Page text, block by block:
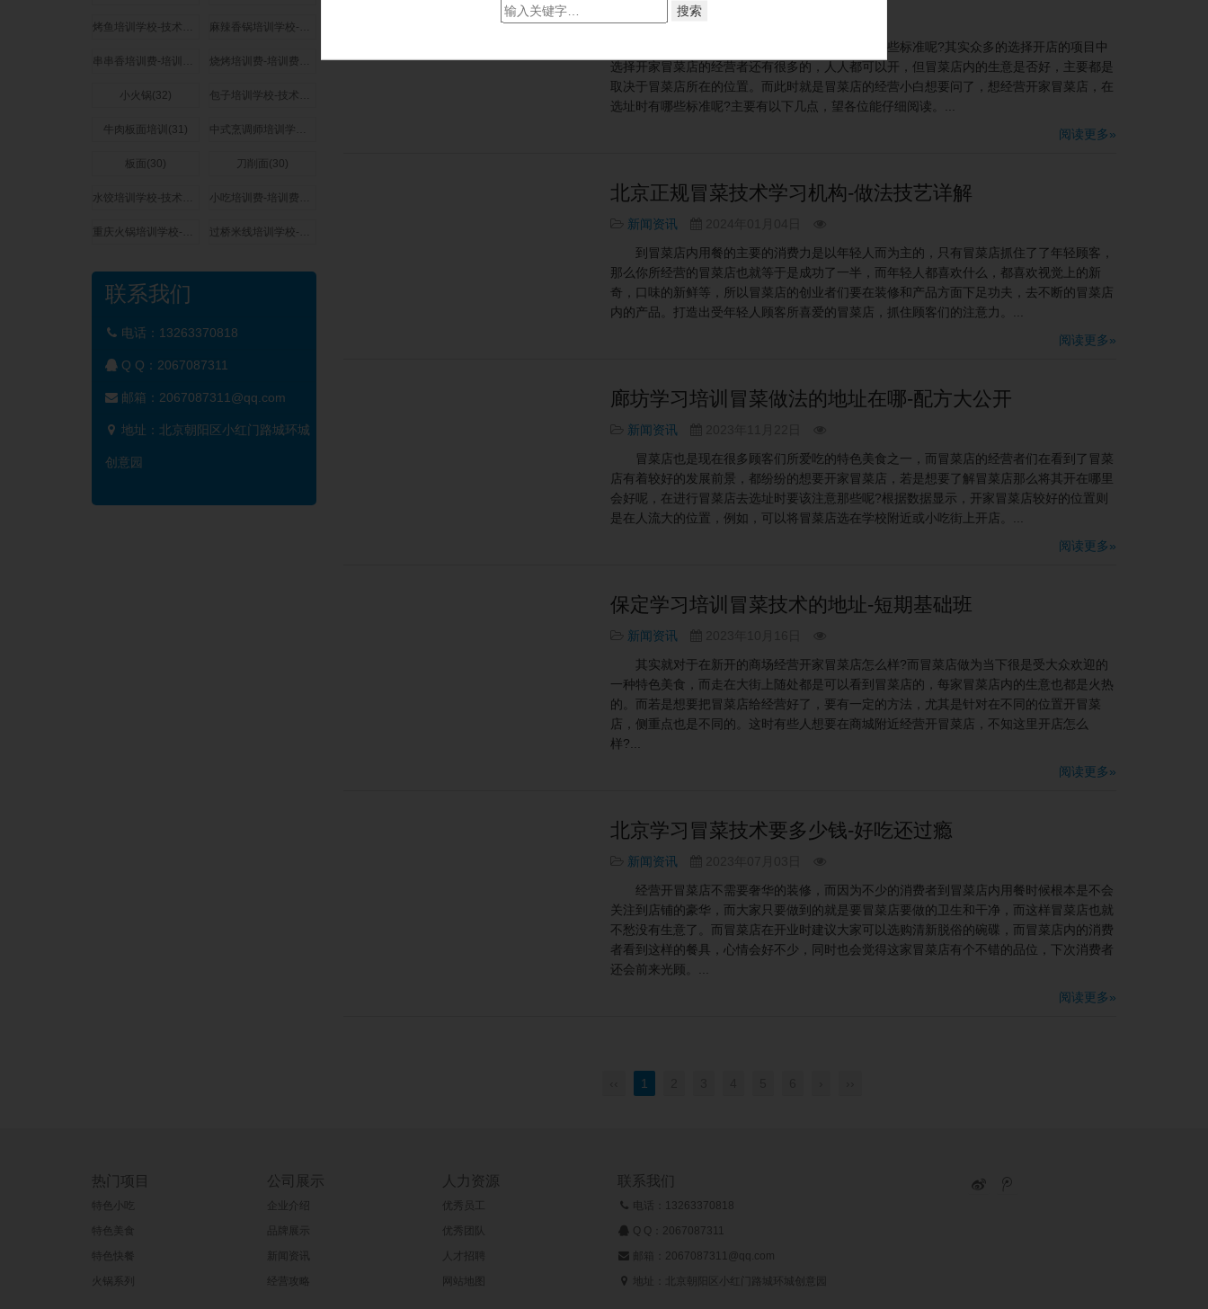
其实若是想要经营开家冒菜店在选址方面有哪些标准呢?其实众多的选择开店的项目中
选择开家冒菜店的经营者还有很多的，人人都可以开，但冒菜店内的生意是否好，主要都是
取决于冒菜店所在的位置。而此时就是冒菜店的经营小白想要问了，想经营开家冒菜店，在
选址时有哪些标准呢?主要有以下几点，望各位能仔细阅读。...
阅读更多»
北京正规冒菜技术学习机构-做法技艺详解
新闻资讯
到冒菜店内用餐的主要的消费力是以年轻人而为主的，只有冒菜店抓住了了年轻顾客，
那么你所经营的冒菜店也就等于是成功了一半，而年轻人都喜欢什么，都喜欢视觉上的新
奇，口味的新鲜等，所以冒菜店的创业者们要在装修和产品方面下足功夫，去不断的冒菜店
内的产品。打造出受年轻人顾客所喜爱的冒菜店，抓住顾客们的注意力。...
阅读更多»
廊坊学习培训冒菜做法的地址在哪-配方大公开
新闻资讯
冒菜店也是现在很多顾客们所爱吃的特色美食之一，而冒菜店的经营者们在看到了冒菜
店有着较好的发展前景，都纷纷的想要开家冒菜店，若是想要了解冒菜店那么将其开在哪里
会好呢，在进行冒菜店去选址时要该注意那些呢?根据数据显示，开家冒菜店较好的位置则
是在人流大的位置，例如，可以将冒菜店选在学校附近或小吃街上开店。...
阅读更多»
保定学习培训冒菜技术的地址-短期基础班
新闻资讯
其实就对于在新开的商场经营开家冒菜店怎么样?而冒菜店做为当下很是受大众欢迎的
一种特色美食，而走在大街上随处都是可以看到冒菜店的，每家冒菜店内的生意也都是火热
的。而若是想要把冒菜店给经营好了，要有一定的方法，尤其是针对在不同的位置开冒菜
店，侧重点也是不同的。这时有些人想要在商城附近经营开冒菜店，不知这里开店怎么
样?...
阅读更多»
北京学习冒菜技术要多少钱-好吃还过瘾
新闻资讯
经营开冒菜店不需要奢华的装修，而因为不少的消费者到冒菜店内用餐时候根本是不会
关注到店铺的豪华，而大家只要做到的就是要冒菜店要做的卫生和干净，而这样冒菜店也就
不愁没有生意了。而冒菜店在开业时建议大家可以选购清新脱俗的碗碟，而冒菜店内的消费
者看到这样的餐具，心情会好不少，同时也会觉得这家冒菜店有个不错的品位，下次消费者
还会前来光顾。...
阅读更多»
1
烤鱼培训学校-技术培训费用多少钱(42) 麻辣香锅培训学校-技术培训费用多少钱(37)
串串香培训费-培训费用多少钱(35) 烧烤培训费-培训费用多少钱(34)
小火锅(32) 包子培训学校-技术培训费用多少钱(32)
牛肉板面培训(31) 中式烹调师培训学校-技术培训费用多少钱(31)
板面(30) 刀削面(30)
水饺培训学校-技术培训费用多少钱(29) 小吃培训费-培训费用多少钱(29)
重庆火锅培训学校-技术培训费用多少钱(27) 过桥米线培训学校-技术培训费用多少钱(27)
联系我们
电话：13263370818
Q Q： 2067087311
邮箱：2067087311@qq.com
地址：北京朝阳区小红门路城环城
创意园
热门项目
特色小吃
特色美食
特色快餐
火锅系列
公司展示
企业介绍
品牌展示
新闻资讯
经营攻略
人力资源
优秀员工
优秀团队
人才招聘
网站地图
联系我们
电话：13263370818
Q Q： 2067087311
邮箱：2067087311@qq.com
地址：北京朝阳区小红门路城环城创意园